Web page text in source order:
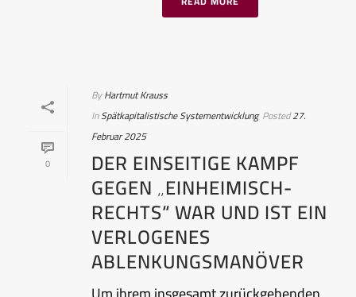
0
ByHartmut Krauss
InSpätkapitalistische Systementwicklung Posted27.
Februar 2025
DER EINSEITIGE KAMPF
GEGEN „EINHEIMISCH-
RECHTS“ WAR UND IST EIN
VERLOGENES
ABLENKUNGSMANÖVER